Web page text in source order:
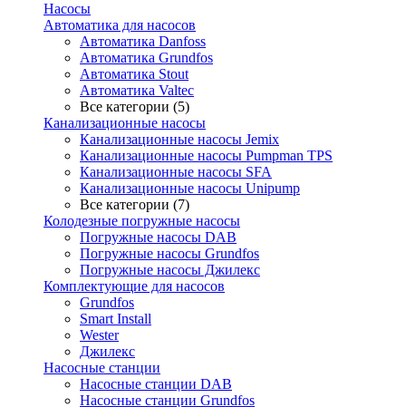
Насосы
Автоматика для насосов
Автоматика Danfoss
Автоматика Grundfos
Автоматика Stout
Автоматика Valtec
Все категории (5)
Канализационные насосы
Канализационные насосы Jemix
Канализационные насосы Pumpman TPS
Канализационные насосы SFA
Канализационные насосы Unipump
Все категории (7)
Колодезные погружные насосы
Погружные насосы DAB
Погружные насосы Grundfos
Погружные насосы Джилекс
Комплектующие для насосов
Grundfos
Smart Install
Wester
Джилекс
Насосные станции
Насосные станции DAB
Насосные станции Grundfos